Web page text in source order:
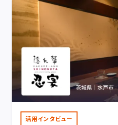
活用インタビュー